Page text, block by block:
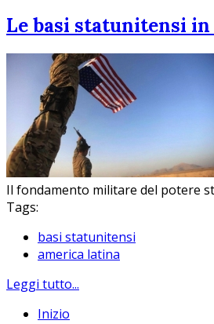
Le basi statunitensi
Il fondamento militare del potere
Tags:
basi statunitensi
america latina
Leggi tutto...
Inizio